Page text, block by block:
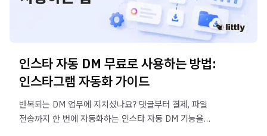
인스타 자동 DM 무료로 사용하는 방법:
인스타그램 자동화 가이드
반복되는 DM 업무에 지치셨나요? 댓글부터 결제, 파일
전송까지 한 번에 자동화하는 인스타 자동 DM 기능을